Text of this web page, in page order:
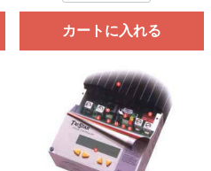
カートに入れる